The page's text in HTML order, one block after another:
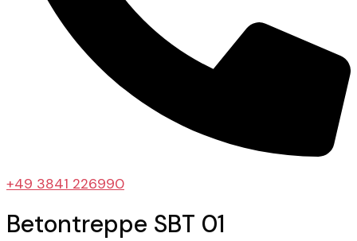
+49 3841 226990
Betontreppe SBT 01